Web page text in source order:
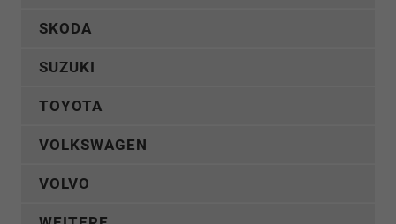
SKODA
SUZUKI
TOYOTA
VOLKSWAGEN
VOLVO